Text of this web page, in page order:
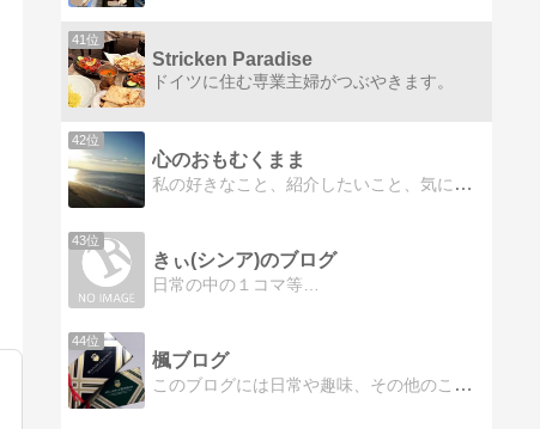
41位
Stricken Paradise
ドイツに住む専業主婦がつぶやきます。
42位
心のおもむくまま
私の好きなこと、紹介したいこと、気になることを、心のおもむくまま、のんびりと語っていきます。少しでも幸せのお役に立てたら、嬉しいです！
43位
きぃ(シンア)のブログ
日常の中の１コマ等…
44位
楓ブログ
このブログには日常や趣味、その他のことを書いてます(/・ω・)/ 個性的な仲間と共に、いつものんびり過ごしてます。物語も投稿しております。